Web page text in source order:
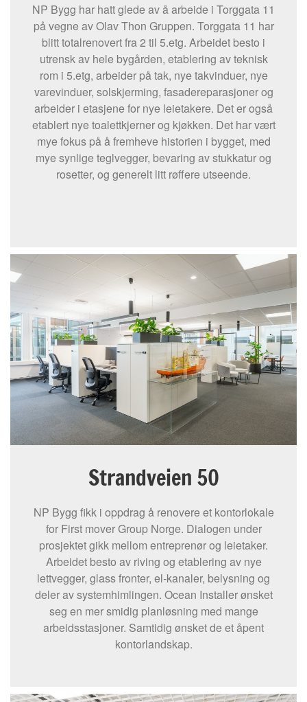
NP Bygg har hatt glede av å arbeide i Torggata 11
på vegne av Olav Thon Gruppen. Torggata 11 har
blitt totalrenovert fra 2 til 5.etg. Arbeidet besto i
utrensk av hele bygården, etablering av teknisk
rom i 5.etg, arbeider på tak, nye takvinduer, nye
varevinduer, solskjerming, fasadereparasjoner og
arbeider i etasjene for nye leietakere. Det er også
etablert nye toalettkjerner og kjøkken. Det har vært
mye fokus på å fremheve historien i bygget, med
mye synlige teglvegger, bevaring av stukkatur og
rosetter, og generelt litt røffere utseende.
Strandveien 50
NP Bygg fikk i oppdrag å renovere et kontorlokale
for First mover Group Norge. Dialogen under
prosjektet gikk mellom entreprenør og leietaker.
Arbeidet besto av riving og etablering av nye
lettvegger, glass fronter, el-kanaler, belysning og
deler av systemhimlingen. Ocean Installer ønsket
seg en mer smidig planløsning med mange
arbeidsstasjoner. Samtidig ønsket de et åpent
kontorlandskap.